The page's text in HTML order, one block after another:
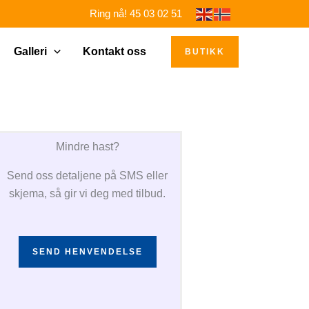
Ring nå! 45 03 02 51
Galleri Kontakt oss BUTIKK
Mindre hast?
Send oss detaljene på SMS eller
skjema, så gir vi deg med tilbud.
SEND HENVENDELSE